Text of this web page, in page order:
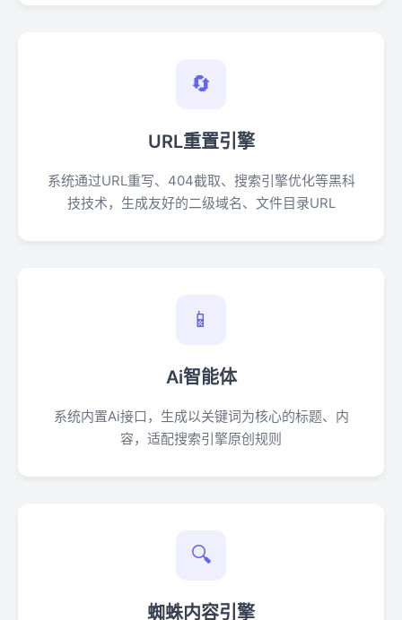
🔄
URL重置引擎
系统通过URL重写、404截取、搜索引擎优化等黑科
技技术，生成友好的二级域名、文件目录URL
📱
Ai智能体
系统内置Ai接口，生成以关键词为核心的标题、内
容，适配搜索引擎原创规则
🔍
蜘蛛内容引擎